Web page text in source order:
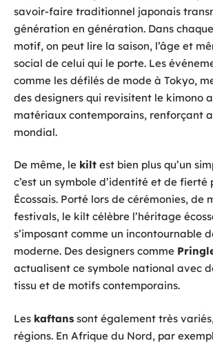
savoir-faire traditionnel japonais
génération en génération. Dans
motif, on peut lire la saison, l’âge et
social de celui qui le porte. Les
comme les défilés de mode à Tokyo,
des designers qui revisitent le kimono
matériaux contemporains, renforçant
mondial.
De même, le kilt est bien plus qu’un
c’est un symbole d’identité et de fierté
Écossais. Porté lors de cérémonies, de
festivals, le kilt célèbre l’héritage
s’imposant comme un incontournable
moderne. Des designers comme
actualisent ce symbole national avec
tissu et de motifs contemporains.
Les kaftans sont également très
régions. En Afrique du Nord, par